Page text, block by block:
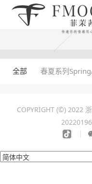
全部 春夏系列
COPYRIGHT (©) 2022